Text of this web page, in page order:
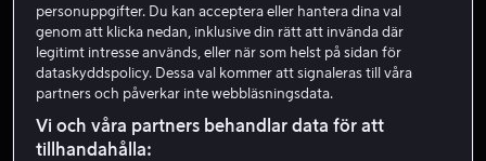
Johan Falk 3: National Target
6.6 Thriller Action 2009 1 h 34 min
HD
personuppgifter. Du kan acceptera eller hantera dina val
genom att klicka nedan, inklusive din rätt att invända där
legitimt intresse används, eller när som helst på sidan för
dataskyddspolicy. Dessa val kommer att signaleras till våra
partners och påverkar inte webbläsningsdata.
Vi och våra partners behandlar data för att
tillhandahålla: